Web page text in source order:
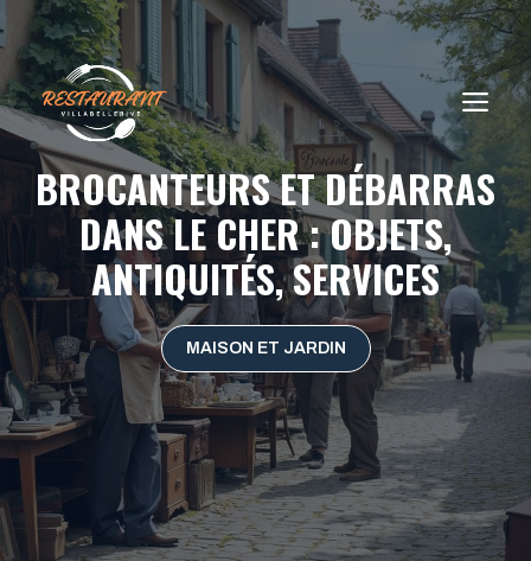
Aller
au
contenu
BROCANTEURS ET DÉBARRAS
DANS LE CHER : OBJETS,
ANTIQUITÉS, SERVICES
MAISON ET JARDIN